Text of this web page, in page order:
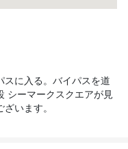
スに入る。バイパスを道
シーマークスクエアが見